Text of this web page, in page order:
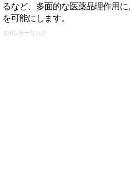
るなど、多面的な医薬品理作用
を可能にします。
スポンサーリンク